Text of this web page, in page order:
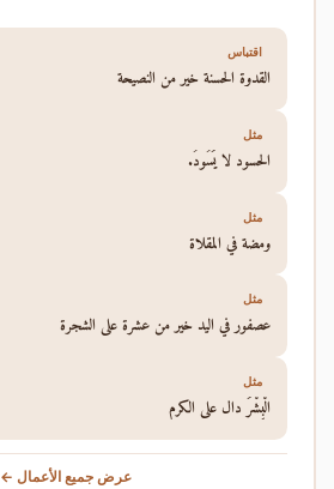
اقتباس
القدوة الحسنة خير من النصيحة
مثل
الحسود لا يَسُودُ.
مثل
ومضة في المقلاة
مثل
عصفور في اليد خير من عشرة على الشجرة
مثل
الْبِشْرَ دال على الكرم
عرض جميع الأعمال ←